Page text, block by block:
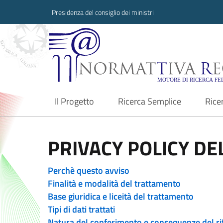
Presidenza del consiglio dei ministri
Normattiva
Il Progetto
current Ricerca Semplice
PRIVACY POLICY
Perchè questo avviso
Finalità e modalità del trattamento
Base giuridica e liceità del trattamento
Tipi di dati trattati